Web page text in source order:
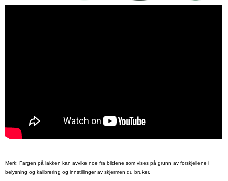
Merk: Fargen på lakken kan avvike noe fra bildene som vises på grunn av forskjellene i
belysning og kalibrering og innstillinger av skjermen du bruker.